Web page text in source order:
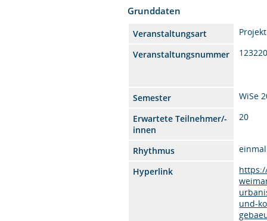
Grunddaten
Veranstaltungsart
Veranstaltungsnummer
Semester
WiSe
Erwartete Teilnehmer/-
innen
20
Rhythmus
Hyperlink
und-